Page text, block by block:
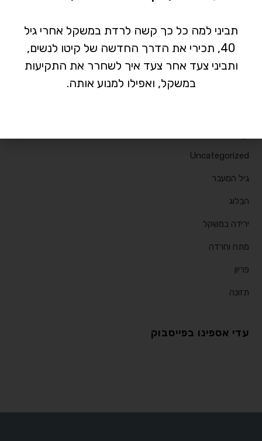
של האישה,…
אין תגובות 28/04/2019
Uncategorized
גיל המעבר
הבלוג
ירידה במשקל
מתח וחרדה
פריון
תזונה
עדי אספינו בפייסבוק
תביני למה כל כך קשה לרדת במשקל אחרי גיל
40, תכירי את הדרך החדשה של קיטו לנשים,
ותביני צעד אחר צעד איך לשחרר את התקיעות
במשקל, ואפילו למנוע אותה.